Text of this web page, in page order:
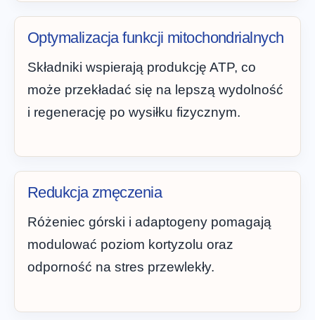
Optymalizacja funkcji mitochondrialnych
Składniki wspierają produkcję ATP, co
może przekładać się na lepszą wydolność
i regenerację po wysiłku fizycznym.
Redukcja zmęczenia
Różeniec górski i adaptogeny pomagają
modulować poziom kortyzolu oraz
odporność na stres przewlekły.